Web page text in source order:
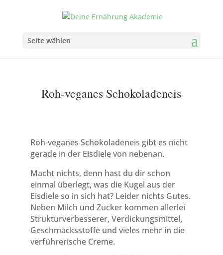
Seite wählen
Roh-veganes Schokoladeneis
Roh-veganes Schokoladeneis gibt es nicht
gerade in der Eisdiele von nebenan.
Macht nichts, denn hast du dir schon
einmal überlegt, was die Kugel aus der
Eisdiele so in sich hat? Leider nichts Gutes.
Neben Milch und Zucker kommen allerlei
Strukturverbesserer, Verdickungsmittel,
Geschmacksstoffe und vieles mehr in die
verführerische Creme.